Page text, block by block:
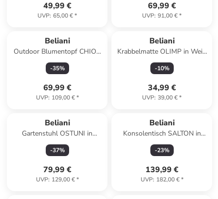
49,99 €
UVP: 65,00 €*
69,99 €
UVP: 91,00 €*
Beliani
Outdoor Blumentopf CHIOS
in Weiß/Beige - (W) 44 x (H)
48 x (L) 44 cm
-35%
69,99 €
UVP: 109,00 €*
Beliani
Krabbelmatte OLIMP in Weiß
- (W) 110 x (H) 3 x (L) 110 cm
-10%
34,99 €
UVP: 39,00 €*
Beliani
Gartenstuhl OSTUNI in
Grau/Braun - (W) 50 x (H) 45
x (L) 40 cm
-37%
79,99 €
UVP: 129,00 €*
Beliani
Konsolentisch SALTON in
Braun - (W) 100 x (H) 74 x (L)
31 cm
-23%
139,99 €
UVP: 182,00 €*